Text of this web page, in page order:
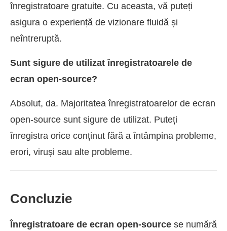
înregistratoare gratuite. Cu aceasta, vă puteți
asigura o experiență de vizionare fluidă și
neîntreruptă.
Sunt sigure de utilizat înregistratoarele de
ecran open-source?
Absolut, da. Majoritatea înregistratoarelor de ecran
open-source sunt sigure de utilizat. Puteți
înregistra orice conținut fără a întâmpina probleme,
erori, viruși sau alte probleme.
Concluzie
Înregistratoare de ecran open-source se numără